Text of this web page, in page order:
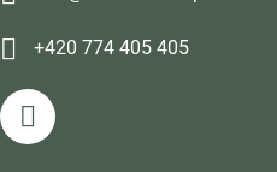
+420 774 405 405